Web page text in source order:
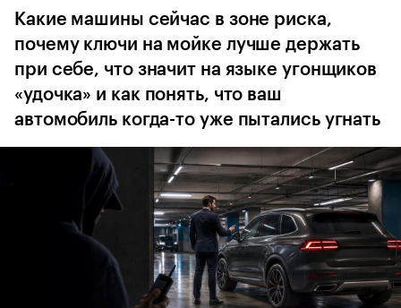
Какие машины сейчас в зоне риска,
почему ключи на мойке лучше держать
при себе, что значит на языке угонщиков
«удочка» и как понять, что ваш
автомобиль когда-то уже пытались угнать